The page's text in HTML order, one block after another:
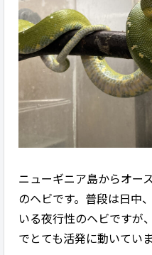
ニューギニア島からオー
のヘビです。普段は日中
いる夜行性のヘビですが
でとても活発に動いてい